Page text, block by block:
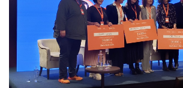
Castelul Peles
Cetatea Alba Carolina
Cetatea de Scaun a Sucevei
Cetatea Oradea
Sighisoara
Cani suvenir
Colectia "Orase Medievale"
Colectia Semne de carte Suvenir
Semn de carte suvenir acuarela
Semn de carte suvenir gravat